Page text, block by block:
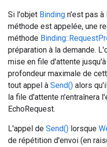
Si l'objet Binding n'est pas
méthode est appelée, une
méthode
préparation à la demande.
mise en file d'attente
profondeur maximale de
tout appel à Send() alors
la file d'attente n'entraînera
EchoRequest.
L'appel de Send() lorsque
de répétition d'envoi (en